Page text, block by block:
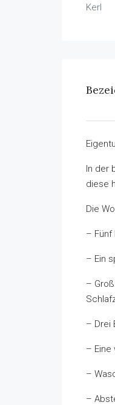
Kerl
In der
diese
Die
– Fünf
– Ein
–
– Drei
– Eine
–
–